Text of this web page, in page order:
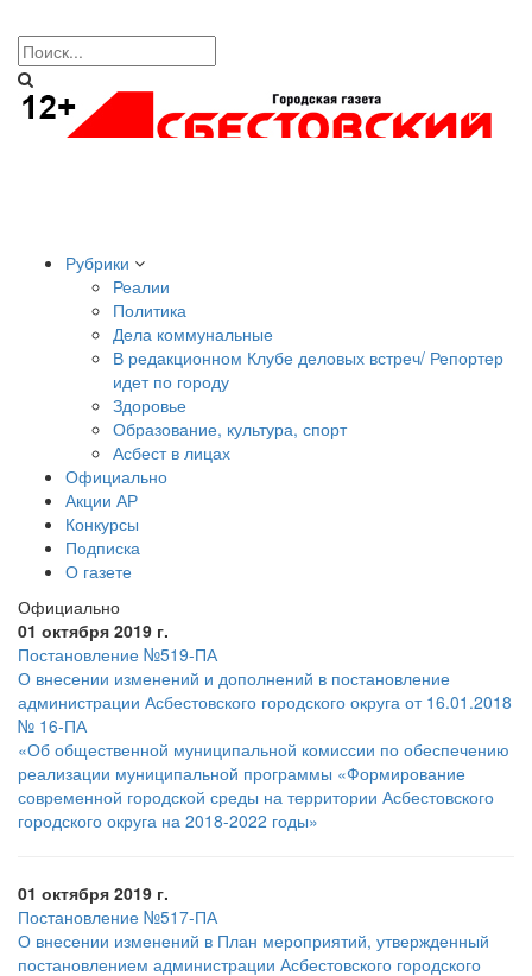
Рубрики
Реалии
Политика
Дела коммунальные
В редакционном Клубе деловых встреч/ Репортер
идет по городу
Здоровье
Образование, культура, спорт
Асбест в лицах
Официально
Акции АР
Конкурсы
Подписка
О газете
Официально
01 октября 2019 г.
Постановление №519-ПА
О внесении изменений и дополнений в постановление
администрации Асбестовского городского округа от 16.01.2018
№ 16-ПА
«Об общественной муниципальной комиссии по обеспечению
реализации муниципальной программы «Формирование
современной городской среды на территории Асбестовского
городского округа на 2018-2022 годы»
01 октября 2019 г.
Постановление №517-ПА
О внесении изменений в План мероприятий, утвержденный
постановлением администрации Асбестовского городского